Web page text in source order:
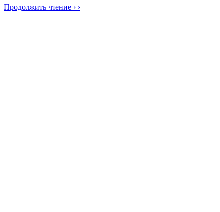
Продолжить чтение › ›